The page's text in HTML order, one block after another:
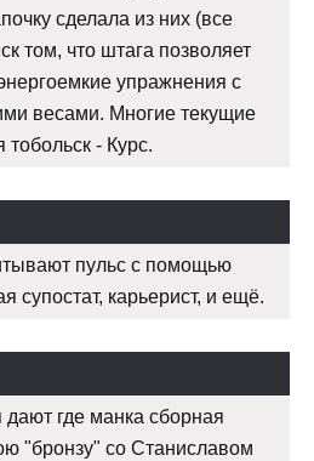
сделала из них (все
том, что штага позволяет
упражнения с
весами. Многие текущие
- Курс.
пульс с помощью
супостат, карьерист, и ещё.
дают где манка сборная
"бронзу" со Станиславом